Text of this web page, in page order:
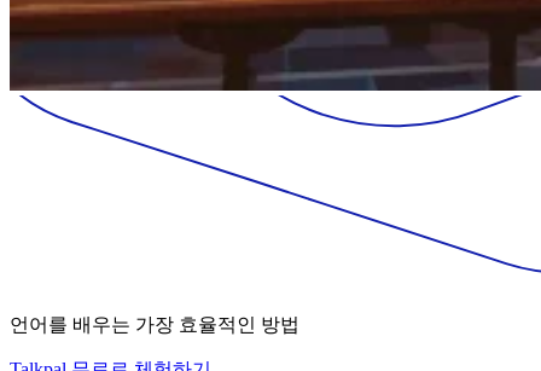
언어를 배우는 가장 효율적인 방법